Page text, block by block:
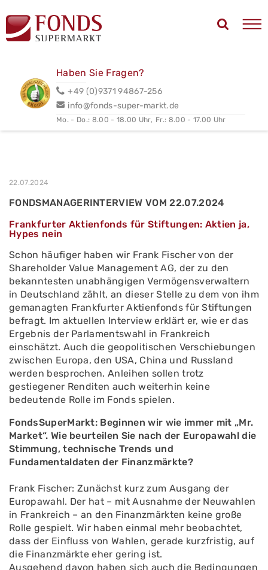
Haben Sie Fragen?
+49 (0)9371 94867-256
info@fonds-super-markt.de
Mo. - Do.: 8.00 - 18.00 Uhr, Fr.: 8.00 - 17.00 Uhr
22.07.2024
FONDSMANAGERINTERVIEW VOM 22.07.2024
Frankfurter Aktienfonds für Stiftungen: Aktien ja,
Hypes nein
Schon häufiger haben wir Frank Fischer von der
Shareholder Value Management AG, der zu den
bekanntesten unabhängigen Vermögensverwaltern
in Deutschland zählt, an dieser Stelle zu dem von ihm
gemanagten Frankfurter Aktienfonds für Stiftungen
befragt. Im aktuellen Interview erklärt er, wie er das
Ergebnis der Parlamentswahl in Frankreich
einschätzt. Auch die geopolitischen Verschiebungen
zwischen Europa, den USA, China und Russland
werden besprochen. Anleihen sollen trotz
gestiegener Renditen auch weiterhin keine
bedeutende Rolle im Fonds spielen.
FondsSuperMarkt: Beginnen wir wie immer mit „Mr.
Market“. Wie beurteilen Sie nach der Europawahl die
Stimmung, technische Trends und
Fundamentaldaten der Finanzmärkte?
Frank Fischer: Zunächst kurz zum Ausgang der
Europawahl. Der hat – mit Ausnahme der Neuwahlen
in Frankreich – an den Finanzmärkten keine große
Rolle gespielt. Wir haben einmal mehr beobachtet,
dass der Einfluss von Wahlen, gerade kurzfristig, auf
die Finanzmärkte eher gering ist.
Ausgehend davon haben sich auch die Bedingungen